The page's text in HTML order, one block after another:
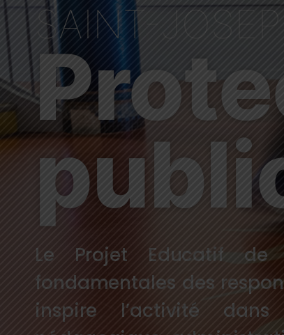
SAINT-
Le Projet Educatif de
fondamentales des
inspire l’activité